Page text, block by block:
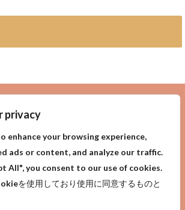
privacy
enhance your browsing experience,
ads or content, and analyze our traffic.
All", you consent to our use of cookies.
を使用しており使用に同意するものと
Purpose of site サイトの目的